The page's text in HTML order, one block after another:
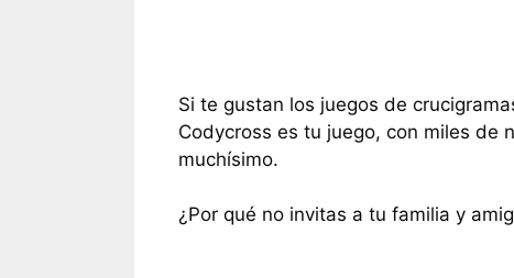
Si te gustan los juegos de
Codycross es tu juego, con miles de
muchísimo.
¿Por qué no invitas a tu familia y